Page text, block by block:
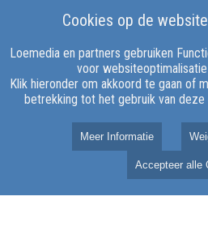
Vacatures
ANBI
Documenten
Uitzending gemist
Volg Ons
Cookies op de
Loemedia en partners gebruiken
voor
Klik hieronder om akkoord te gaan of
betrekking tot het gebruik van
Meer Informatie
Accepteer alle